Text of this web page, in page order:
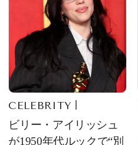
CELEBRITY
ビリー・アイリッシュ
が1950年代ルックで“別